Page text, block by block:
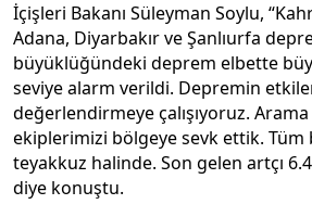
İçişleri Bakanı Süleyman Soylu,
Adana, Diyarbakır ve Şanlıurfa
büyüklüğündeki deprem elbette
seviye alarm verildi. Depremin
değerlendirmeye çalışıyoruz.
ekiplerimizi bölgeye sevk ettik.
teyakkuz halinde. Son gelen artçı
diye konuştu.